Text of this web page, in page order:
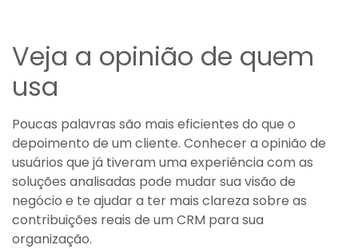
Veja a opinião de quem
usa
Poucas palavras são mais eficientes do que o
depoimento de um cliente. Conhecer a opinião de
usuários que já tiveram uma experiência com as
soluções analisadas pode mudar sua visão de
negócio e te ajudar a ter mais clareza sobre as
contribuições reais de um CRM para sua
organização.